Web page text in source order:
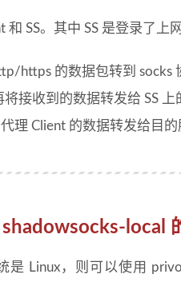
SS。其中 SS 是登录了上
https 的数据包转到 socks
接收到的数据转发给 SS 上
理 Client 的数据转发给目的
local
是 Linux，则可以使用